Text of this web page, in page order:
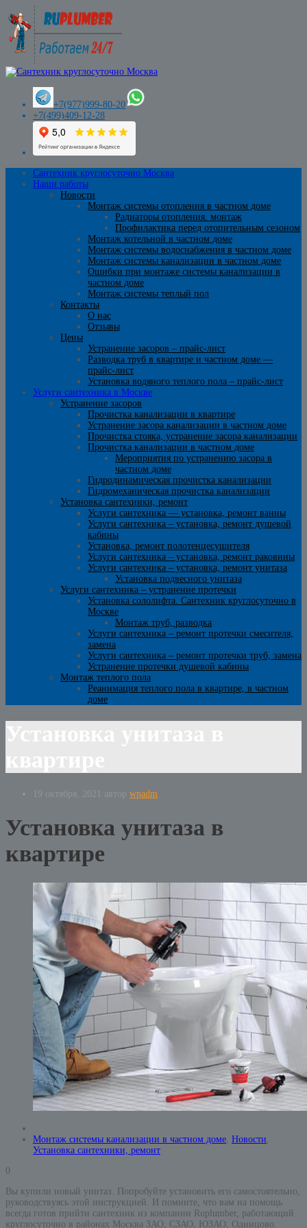
+7(977)999-80-20
+7(499)409-12-28
Сантехник круглосуточно Москва
Наши работы
Новости
Монтаж системы отопления в частном доме
Радиаторы отопления. монтаж
Профилактика перед отопительным сезоном
Монтаж котельной в частном доме
Монтаж системы водоснабжения в частном доме
Монтаж системы канализации в частном доме
Ошибки при монтаже системы канализации в
частном доме
Монтаж системы теплый пол
Контакты
О нас
Отзывы
Цены
Устранение засоров – прайс-лист
Разводка труб в квартире и частном доме —
прайс-лист
Установка водяного теплого пола – прайс-лист
Услуги сантехника в Москве
Устранение засоров
Прочистка канализации в квартире
Устранение засора канализации в частном доме
Прочистка стояка, устранение засора канализации
Прочистка канализации в частном доме
Мероприятия по устранению засора в
частном доме
Гидродинамическая прочистка канализации
Гидромеханическая прочистка канализации
Установка сантехники, ремонт
Услуги сантехника — установка, ремонт ванны
Услуги сантехника – установка, ремонт душевой
кабины
Установка, ремонт полотенцесушителя
Услуги сантехника – установка, ремонт раковины
Услуги сантехника – установка, ремонт унитаза
Установка подвесного унитаза
Услуги сантехника – устранение протечки
Установка сололифта. Сантехник круглосуточно в
Москве
Монтаж труб, разводка
Услуги сантехника – ремонт протечки смесителя,
замена
Услуги сантехника – ремонт протечки труб, замена
Устранение протечки душевой кабины
Монтаж теплого пола
Реанимация теплого пола в квартире, в частном
доме
19 октября, 2021 автор wpadm
Установка унитаза в
квартире
Монтаж системы канализации в частном доме, Новости,
Установка сантехники, ремонт
0
Вы купили новый унитаз. Попробуйте установить его самостоятельно,
руководствуясь этой инструкцией. И помните, что вам на помощь
всегда готов прийти сантехник из компании Ruplumber, работающий
круглосуточно в районах Москва ЗАО, СЗАО, ЮЗАО, Одинцово.